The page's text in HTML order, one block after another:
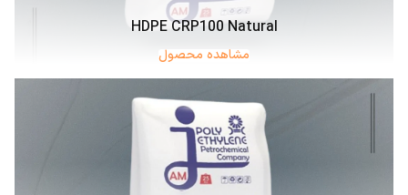
HDPE CRP100 Natural
مشاهده محصول